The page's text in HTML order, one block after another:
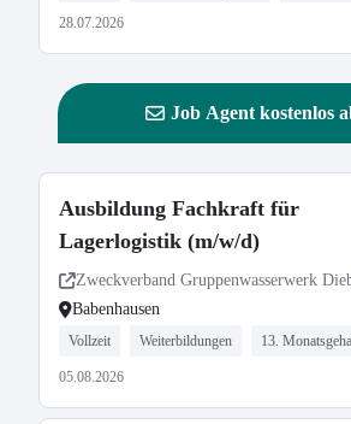
28.07.2026
Job Agent kostenlos
Ausbildung Fachkraft für
Lagerlogistik (m/w/d)
Zweckverband Gruppenwasserwerk
Babenhausen
Vollzeit Weiterbildungen 13.
05.08.2026